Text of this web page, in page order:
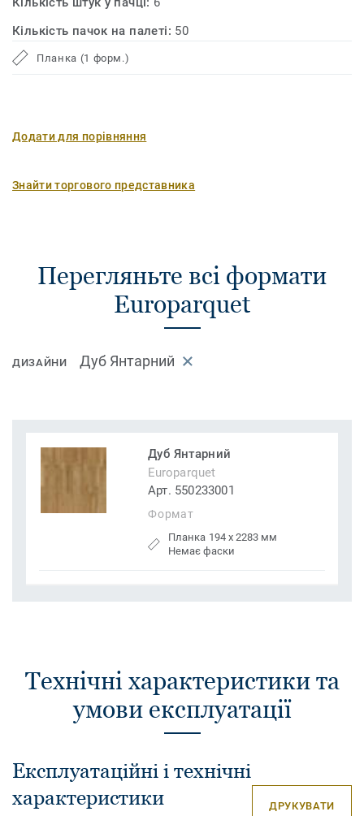
Кількість пачок на палеті: 50
Планка (1 форм.)
Додати для порівняння
Знайти торгового представника
Перегляньте всі формати
Europarquet
ДИЗАЙНИ Дуб Янтарний
Дуб Янтарний
Europarquet
Арт. 550233001
Формат
Планка 194 x 2283 мм
Немає фаски
Технічні характеристики та
умови експлуатації
Експлуатаційні і технічні
характеристики
ДРУКУВАТИ